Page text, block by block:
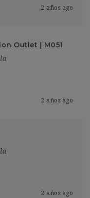
2 años ago
Outlet | M051
2 años ago
2 años ago